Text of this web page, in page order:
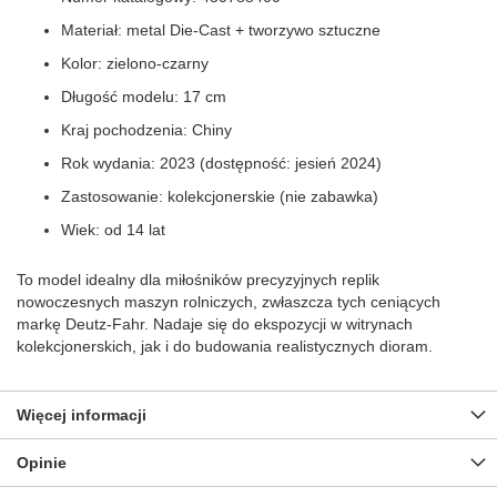
Materiał: metal Die-Cast + tworzywo sztuczne
Kolor: zielono-czarny
Długość modelu: 17 cm
Kraj pochodzenia: Chiny
Rok wydania: 2023 (dostępność: jesień 2024)
Zastosowanie: kolekcjonerskie (nie zabawka)
Wiek: od 14 lat
To model idealny dla miłośników precyzyjnych replik
nowoczesnych maszyn rolniczych, zwłaszcza tych ceniących
markę Deutz-Fahr. Nadaje się do ekspozycji w witrynach
kolekcjonerskich, jak i do budowania realistycznych dioram.
Więcej informacji
Opinie